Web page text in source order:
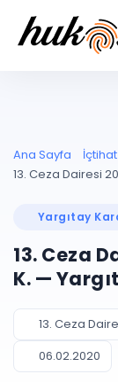
UYAP
görün
Pano
Blog
Ana Sayfa İçtihat
13. Ceza Dairesi
Yargıtay
13. Ceza
K. —
13. Ceza
06.02.2020